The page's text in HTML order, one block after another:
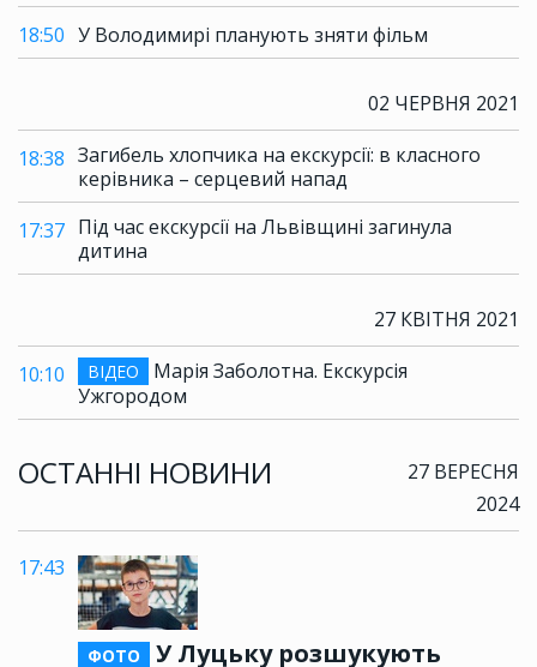
ОСТАННІ НОВИНИ
27 ВЕРЕСНЯ
2024
17:43
ФОТО
У Луцьку розшукують
18:50 У Володимирі планують зняти фільм
02 ЧЕРВНЯ 2021
18:38 Загибель хлопчика на екскурсії: в класного
керівника – серцевий напад
17:37 Під час екскурсії на Львівщині загинула
дитина
27 КВІТНЯ 2021
10:10 ВІДЕО
Марія Заболотна. Екскурсія
Ужгородом